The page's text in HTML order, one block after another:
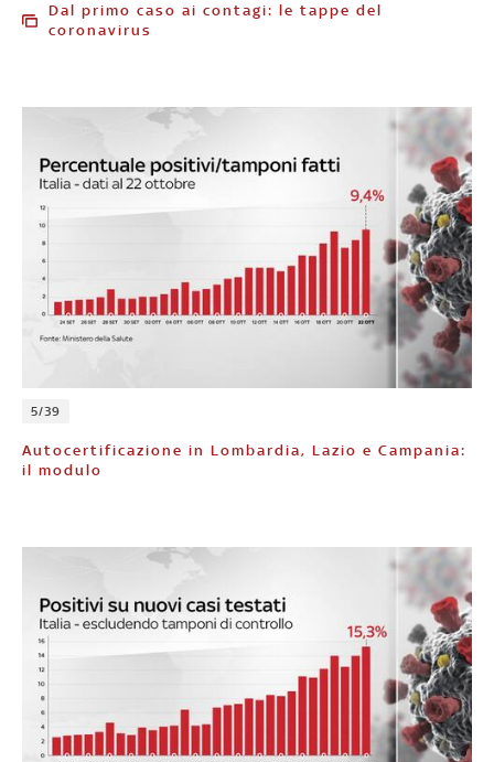
Dal primo caso ai contagi: le tappe del
coronavirus
5/39
Autocertificazione in Lombardia, Lazio e Campania:
il modulo